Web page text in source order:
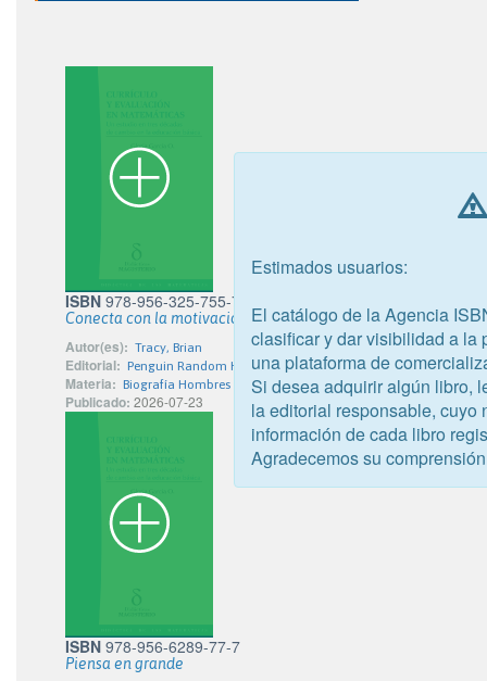
ISBN 978-956-325-755-7
Conecta con la motivación
Autor(es): Tracy, Brian
Editorial: Penguin Random House Grupo Editorial
Materia: Biografía Hombres
Publicado: 2026-07-23
ISBN 978-956-6289-77-7
Piensa en grande
Estimados usuarios:
El catálogo de la Agencia
clasificar y dar visibilidad a la
una plataforma de
Si desea adquirir algún libro,
la editorial responsable, cuyo
información de cada libro
Agradecemos su